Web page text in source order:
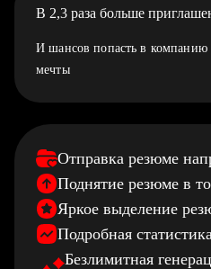
В 2,3 раза больше
И шансов попасть в компанию
мечты
Отправка резюме
Поднятие резюме в
Яркое выделение
Подробная
Безлимитная